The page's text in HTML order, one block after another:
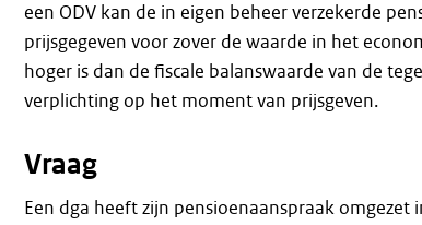
een ODV kan de in eigen beheer verzekerde
prijsgegeven voor zover de waarde in het
hoger is dan de fiscale balanswaarde van de
verplichting op het moment van prijsgeven.
Vraag
Een dga heeft zijn pensioenaanspraak omgezet